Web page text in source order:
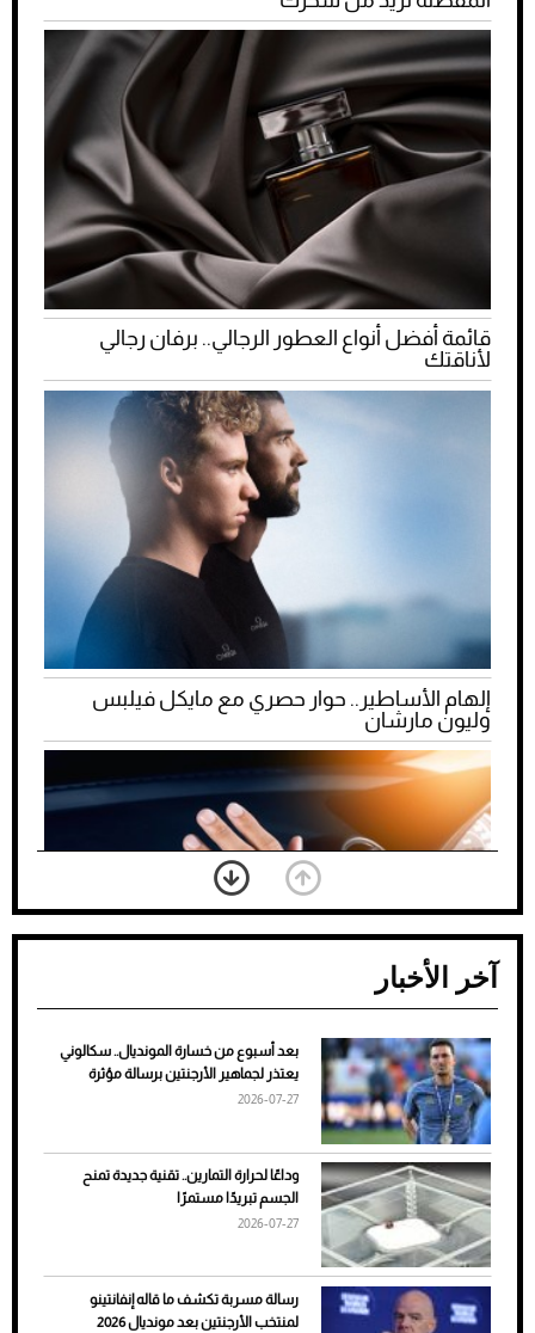
قائمة أفضل أنواع العطور الرجالي.. برفان رجالي
لأناقتك
إلهام الأساطير.. حوار حصري مع مايكل فيلبس
وليون مارشان
ضعف تبريد مكيف السيارة عند الوقوف.. أشهر
الأسباب والحلول
آخر الأخبار
بعد أسبوع من خسارة المونديال.. سكالوني
يعتذر لجماهير الأرجنتين برسالة مؤثرة
2026-07-27
وداعًا لحرارة التمارين.. تقنية جديدة تمنح
الجسم تبريدًا مستمرًا
2026-07-27
رسالة مسربة تكشف ما قاله إنفانتينو
لمنتخب الأرجنتين بعد مونديال 2026